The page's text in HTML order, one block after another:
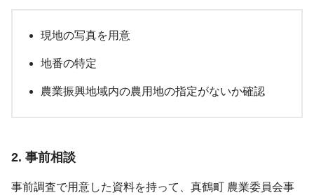
現地の写真を用意
地番の特定
農業振興地域内の農用地の指定がないか確認
2. 事前相談
事前調査で用意した資料を持って、真鶴町 農業委員会事